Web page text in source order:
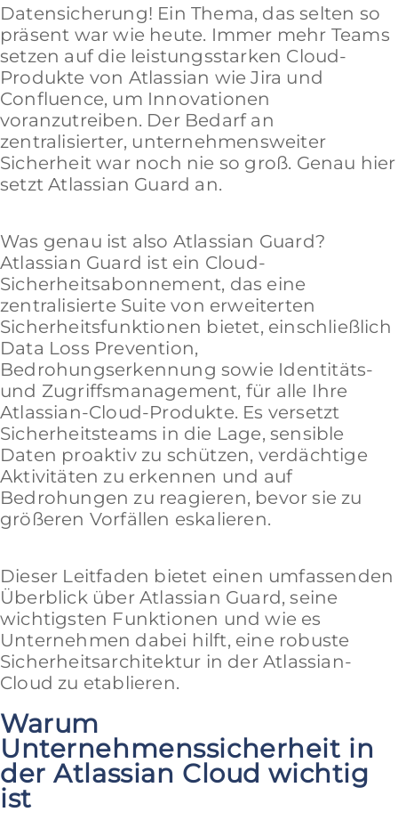
Datensicherung! Ein Thema, das selten so
präsent war wie heute. Immer mehr Teams
setzen auf die leistungsstarken Cloud-
Produkte von Atlassian wie Jira und
Confluence, um Innovationen
voranzutreiben. Der Bedarf an
zentralisierter, unternehmensweiter
Sicherheit war noch nie so groß. Genau hier
setzt Atlassian Guard an.
Was genau ist also Atlassian Guard?
Atlassian Guard ist ein Cloud-
Sicherheitsabonnement, das eine
zentralisierte Suite von erweiterten
Sicherheitsfunktionen bietet, einschließlich
Data Loss Prevention,
Bedrohungserkennung sowie Identitäts-
und Zugriffsmanagement, für alle Ihre
Atlassian-Cloud-Produkte. Es versetzt
Sicherheitsteams in die Lage, sensible
Daten proaktiv zu schützen, verdächtige
Aktivitäten zu erkennen und auf
Bedrohungen zu reagieren, bevor sie zu
größeren Vorfällen eskalieren.
Dieser Leitfaden bietet einen umfassenden
Überblick über Atlassian Guard, seine
wichtigsten Funktionen und wie es
Unternehmen dabei hilft, eine robuste
Sicherheitsarchitektur in der Atlassian-
Cloud zu etablieren.
Warum
Unternehmenssicherheit in
der Atlassian Cloud wichtig
ist